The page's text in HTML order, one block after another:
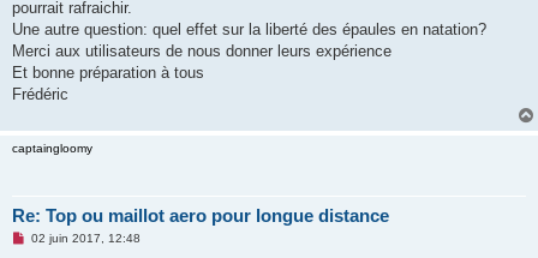
u
pourrait rafraichir.
Une autre question: quel effet sur la liberté des épaules en natation?
Merci aux utilisateurs de nous donner leurs expérience
Et bonne préparation à tous
Frédéric
captaingloomy
Re: Top ou maillot aero pour longue distance
M02 juin 2017, 12:48